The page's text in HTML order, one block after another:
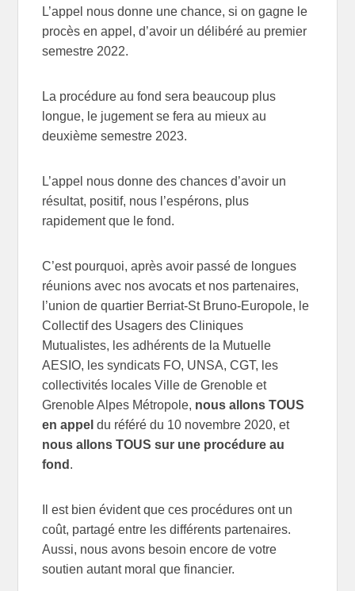
L’appel nous donne une chance, si on gagne le
procès en appel, d’avoir un délibéré au premier
semestre 2022.
La procédure au fond sera beaucoup plus
longue, le jugement se fera au mieux au
deuxième semestre 2023.
L’appel nous donne des chances d’avoir un
résultat, positif, nous l’espérons, plus
rapidement que le fond.
C’est pourquoi, après avoir passé de longues
réunions avec nos avocats et nos partenaires,
l’union de quartier Berriat-St Bruno-Europole, le
Collectif des Usagers des Cliniques
Mutualistes, les adhérents de la Mutuelle
AESIO, les syndicats FO, UNSA, CGT, les
collectivités locales Ville de Grenoble et
Grenoble Alpes Métropole, nous allons TOUS
en appel du référé du 10 novembre 2020, et
nous allons TOUS sur une procédure au
fond .
Il est bien évident que ces procédures ont un
coût, partagé entre les différents partenaires.
Aussi, nous avons besoin encore de votre
soutien autant moral que financier.